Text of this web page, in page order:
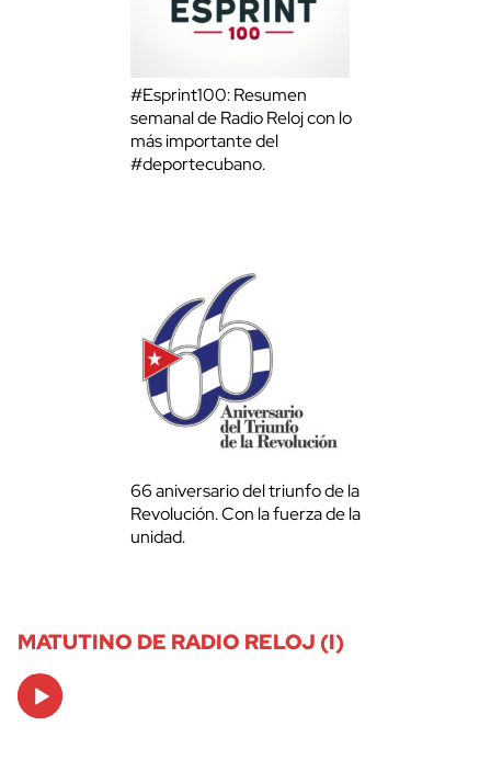
#Esprint100: Resumen
semanal de Radio Reloj con lo
más importante del
#deportecubano.
66 aniversario del triunfo de la
Revolución. Con la fuerza de la
unidad.
MATUTINO DE RADIO RELOJ (I)
Audio
Player